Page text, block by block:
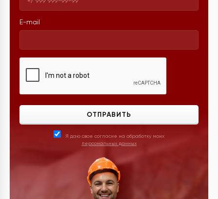
E-mail
ОТПРАВИТЬ
Я даю свое согласие на обработку моих
персональных данных